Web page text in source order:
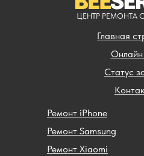
Главная
Статус
Ремонт iPhone
Ремонт Samsung
Ремонт Xiaomi
Онлайн
ЦЕНТР РЕМОНТА